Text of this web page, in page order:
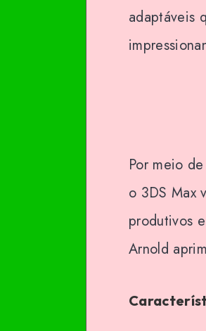
adaptáveis
Por meio
o 3DS Max
produtivos
Arnold